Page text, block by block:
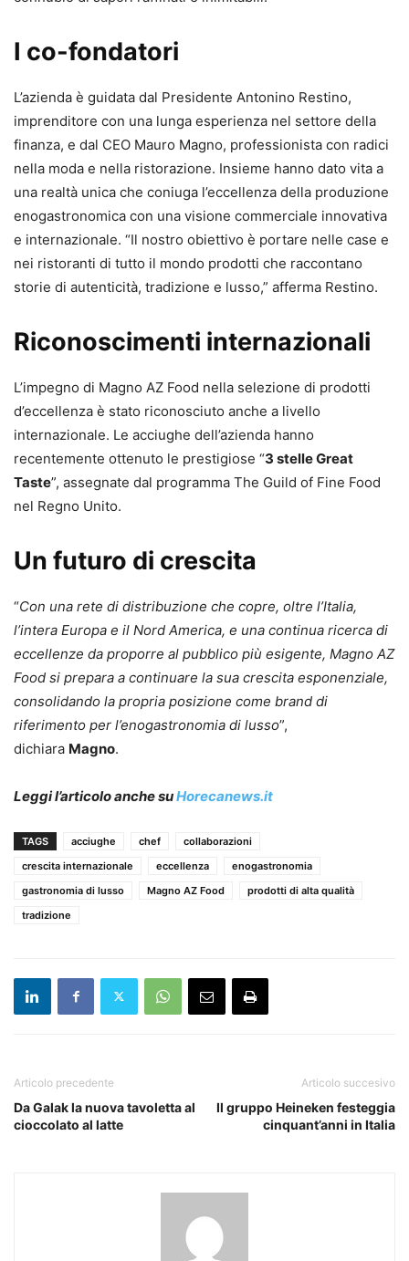
I co-fondatori
L’azienda è guidata dal Presidente Antonino Restino,
imprenditore con una lunga esperienza nel settore della
finanza, e dal CEO Mauro Magno, professionista con radici
nella moda e nella ristorazione. Insieme hanno dato vita a
una realtà unica che coniuga l’eccellenza della produzione
enogastronomica con una visione commerciale innovativa
e internazionale. “Il nostro obiettivo è portare nelle case e
nei ristoranti di tutto il mondo prodotti che raccontano
storie di autenticità, tradizione e lusso,” afferma Restino.
Riconoscimenti internazionali
L’impegno di Magno AZ Food nella selezione di prodotti
d’eccellenza è stato riconosciuto anche a livello
internazionale. Le acciughe dell’azienda hanno
recentemente ottenuto le prestigiose “3 stelle Great
Taste”, assegnate dal programma The Guild of Fine Food
nel Regno Unito.
Un futuro di crescita
“Con una rete di distribuzione che copre, oltre l’Italia,
l’intera Europa e il Nord America, e una continua ricerca di
eccellenze da proporre al pubblico più esigente, Magno AZ
Food si prepara a continuare la sua crescita esponenziale,
consolidando la propria posizione come brand di
riferimento per l’enogastronomia di lusso”,
dichiara Magno.
Leggi l’articolo anche suHorecanews.it
TAGS acciughe chef
collaborazioni
crescita internazionale
eccellenza
enogastronomia
gastronomia di lusso
Magno AZ Food
prodotti di alta qualità
tradizione
Articolo precedente
Da Galak la nuova tavoletta al
cioccolato al latte
Articolo succesivo
Il gruppo Heineken festeggia
cinquant’anni in Italia